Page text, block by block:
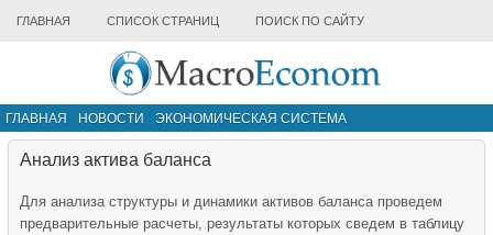
ГЛАВНАЯ СПИСОК СТРАНИЦ ПОИСК ПО САЙТУ
ГЛАВНАЯ НОВОСТИ
ЭКОНОМИЧЕСКАЯ СИСТЕМА
ИНФРАСТРУКТУРА РЫНКА
Анализ актива баланса
Для анализа структуры и динамики активов баланса проведем
предвари­тельные расчеты, результаты которых сведем в таблицу